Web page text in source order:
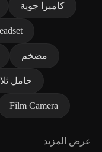
كاميرا جوية
مضخم
حامل
Film Camera
عرض المزيد